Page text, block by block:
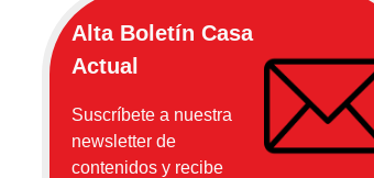
Alta Boletín Casa
Actual
Suscríbete a nuestra
newsletter de
contenidos y recibe